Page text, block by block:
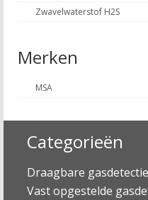
Zwavelwaterstof H2S
Merken
MSA
Categorieën
Draagbare gasdetectie
Vast opgestelde